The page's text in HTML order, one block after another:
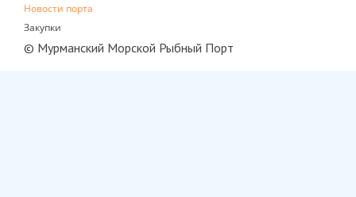
Новости порта
Закупки
© Мурманский Морской Рыбный Порт